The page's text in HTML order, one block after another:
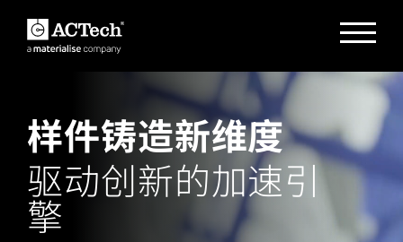
DEUTSCH
ENGLISH
汉语
日本語
样件铸造新维度
驱动创新的加速引
擎